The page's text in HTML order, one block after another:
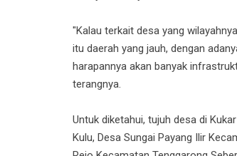
"Kalau terkait desa yang
itu daerah yang jauh, dengan
harapannya akan banyak
terangnya.
Untuk diketahui, tujuh desa di
Kulu, Desa Sungai Payang Ilir